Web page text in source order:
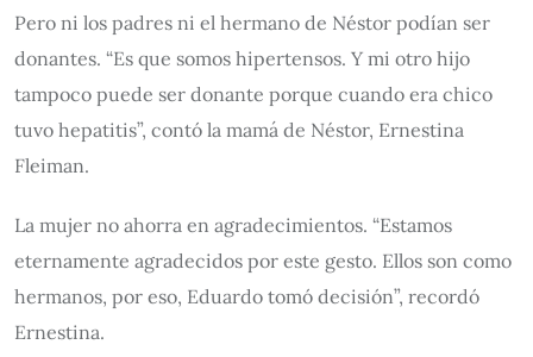
Pero ni los padres ni el hermano de Néstor podían ser
donantes. “Es que somos hipertensos. Y mi otro hijo
tampoco puede ser donante porque cuando era chico
tuvo hepatitis”, contó la mamá de Néstor, Ernestina
Fleiman.
La mujer no ahorra en agradecimientos. “Estamos
eternamente agradecidos por este gesto. Ellos son como
hermanos, por eso, Eduardo tomó decisión”, recordó
Ernestina.